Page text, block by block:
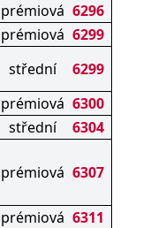
prémiová 6296
prémiová 6299
střední
6299
prémiová 6300
střední
6304
prémiová 6307
prémiová 6311